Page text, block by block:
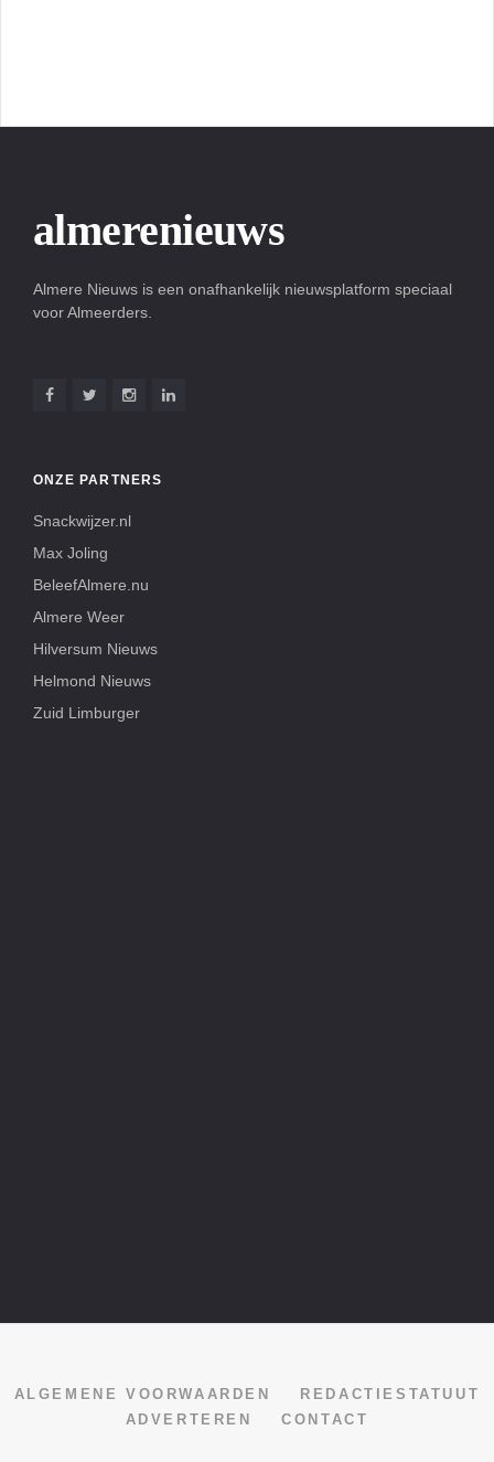
almerenieuws
Almere Nieuws is een onafhankelijk nieuwsplatform speciaal
voor Almeerders.
ONZE PARTNERS
Snackwijzer.nl
Max Joling
BeleefAlmere.nu
Almere Weer
Hilversum Nieuws
Helmond Nieuws
Zuid Limburger
ALGEMENE VOORWAARDEN
REDACTIESTATUUT
ADVERTEREN
CONTACT